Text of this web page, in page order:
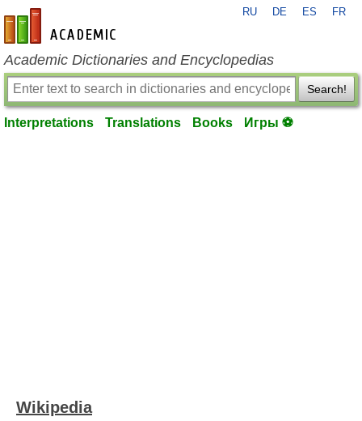
en-academic.com
RU DE ES FR
Academic Dictionaries and Encyclopedias
Search!
Interpretations Translations Books Игры ⚽
Wikipedia